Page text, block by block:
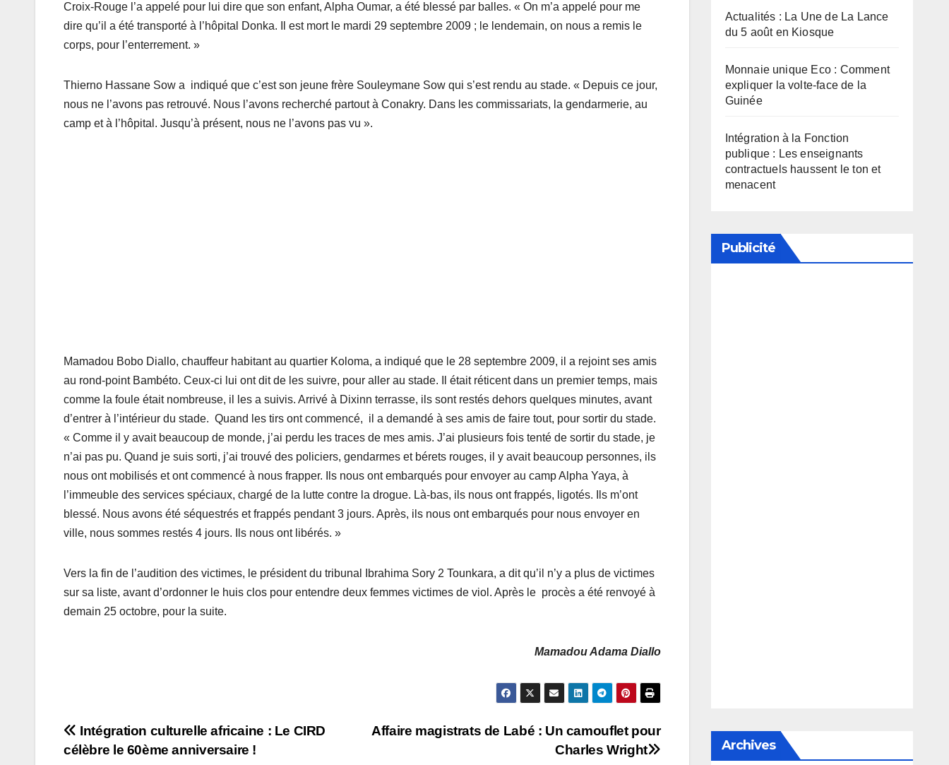
Croix-Rouge l’a appelé pour lui dire que son enfant, Alpha Oumar, a été blessé par balles. « On m’a appelé pour me
dire qu’il a été transporté à l’hôpital Donka. Il est mort le mardi 29 septembre 2009 ; le lendemain, on nous a remis le
corps, pour l’enterrement. »
Thierno Hassane Sow a indiqué que c’est son jeune frère Souleymane Sow qui s’est rendu au stade. « Depuis ce jour,
nous ne l’avons pas retrouvé. Nous l’avons recherché partout à Conakry. Dans les commissariats, la gendarmerie, au
camp et à l’hôpital. Jusqu’à présent, nous ne l’avons pas vu ».
Mamadou Bobo Diallo, chauffeur habitant au quartier Koloma, a indiqué que le 28 septembre 2009, il a rejoint ses amis
au rond-point Bambéto. Ceux-ci lui ont dit de les suivre, pour aller au stade. Il était réticent dans un premier temps, mais
comme la foule était nombreuse, il les a suivis. Arrivé à Dixinn terrasse, ils sont restés dehors quelques minutes, avant
d’entrer à l’intérieur du stade. Quand les tirs ont commencé, il a demandé à ses amis de faire tout, pour sortir du stade.
« Comme il y avait beaucoup de monde, j’ai perdu les traces de mes amis. J’ai plusieurs fois tenté de sortir du stade, je
n’ai pas pu. Quand je suis sorti, j’ai trouvé des policiers, gendarmes et bérets rouges, il y avait beaucoup personnes, ils
nous ont mobilisés et ont commencé à nous frapper. Ils nous ont embarqués pour envoyer au camp Alpha Yaya, à
l’immeuble des services spéciaux, chargé de la lutte contre la drogue. Là-bas, ils nous ont frappés, ligotés. Ils m’ont
blessé. Nous avons été séquestrés et frappés pendant 3 jours. Après, ils nous ont embarqués pour nous envoyer en
ville, nous sommes restés 4 jours. Ils nous ont libérés. »
Vers la fin de l’audition des victimes, le président du tribunal Ibrahima Sory 2 Tounkara, a dit qu’il n’y a plus de victimes
sur sa liste, avant d’ordonner le huis clos pour entendre deux femmes victimes de viol. Après le procès a été renvoyé à
demain 25 octobre, pour la suite.
Mamadou Adama Diallo
Navigation
Affaire magistrats de Labé : Un camouflet pour
Charles Wright
Intégration culturelle africaine : Le CIRD
célèbre le 60ème anniversaire !
Actualités : La Une de La Lance
du 5 août en Kiosque
Monnaie unique Eco : Comment
expliquer la volte-face de la
Guinée
Intégration à la Fonction
publique : Les enseignants
contractuels haussent le ton et
menacent
Publicité
Archives